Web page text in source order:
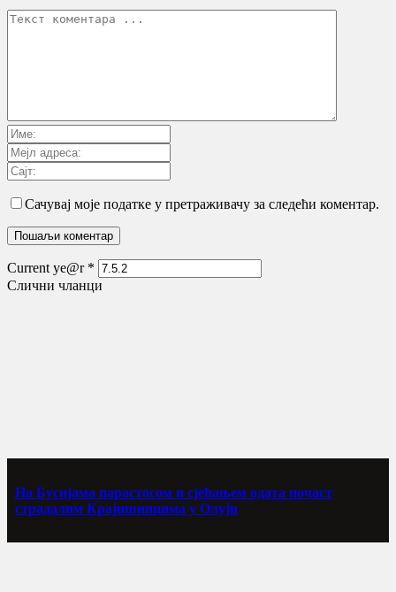
Сачувај моје податке у претраживачу за следећи коментар.
Current ye@r *
Слични чланци
На Бусијама парастосом и сјећањем одата почаст
страдалим Крајишницима у Олуји